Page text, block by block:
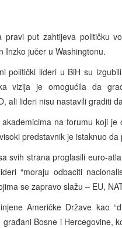
put zahtijeva političku
Inzko jučer u Washingtonu.
politički lideri u BiH su
vizija je omogućila da
ali lideri nisu nastavili graditi
na forumu koji
predstavnik je istaknuo
svih strana proglasili euro-
“moraju odbaciti
se zapravo slažu – EU,
Američke Države kao
Bosne i Hercegovine,